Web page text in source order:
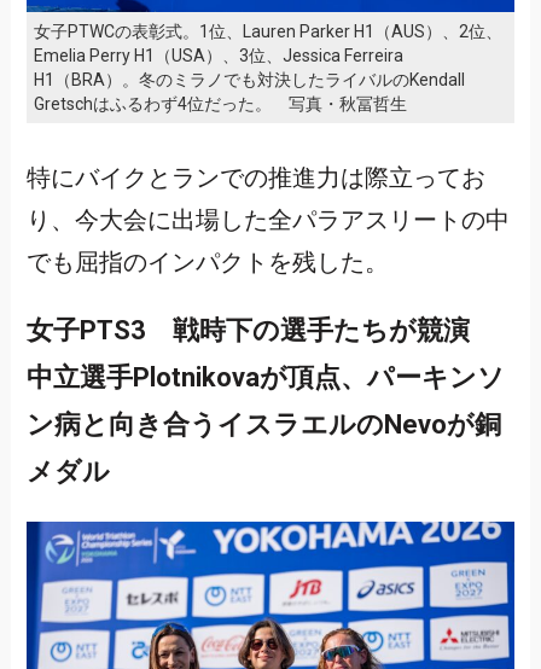
女子PTWCの表彰式。1位、Lauren Parker H1（AUS）、2位、
Emelia Perry H1（USA）、3位、Jessica Ferreira
H1（BRA）。冬のミラノでも対決したライバルのKendall
Gretschはふるわず4位だった。 写真・秋冨哲生
特にバイクとランでの推進力は際立ってお
り、今大会に出場した全パラアスリートの中
でも屈指のインパクトを残した。
女子PTS3 戦時下の選手たちが競演
中立選手Plotnikovaが頂点、パーキンソ
ン病と向き合うイスラエルのNevoが銅
メダル